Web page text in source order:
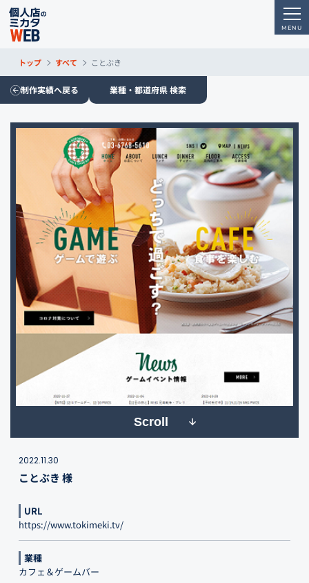
トップ すべて ことぶき
制作実績へ戻る 業種・都道府県 検索
Scroll
2022.11.30
ことぶき 様
URL
https://www.tokimeki.tv/
業種
カフェ＆ゲームバー